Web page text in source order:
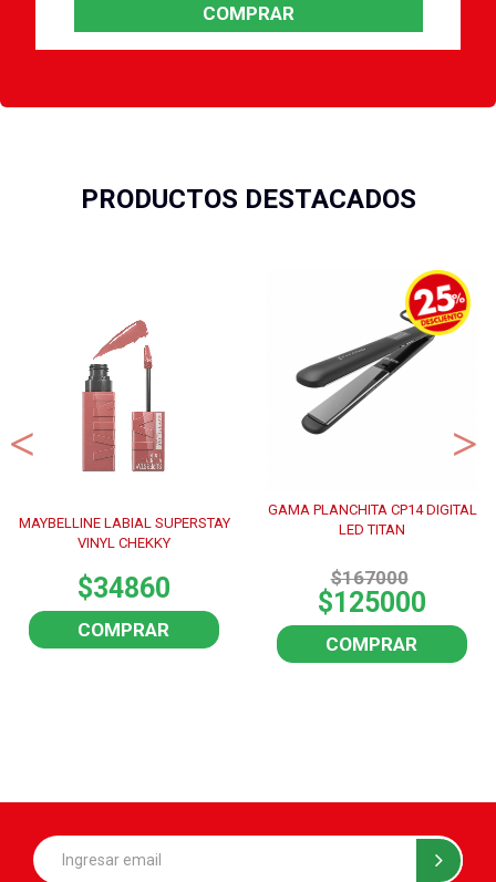
COMPRAR
PRODUCTOS DESTACADOS
MAYBELLINE LABIAL SUPERSTAY
VINYL CHEKKY
$34860
COMPRAR
GAMA PLANCHITA CP14 DIGITAL
LED TITAN
$167000
$125000
COMPRAR